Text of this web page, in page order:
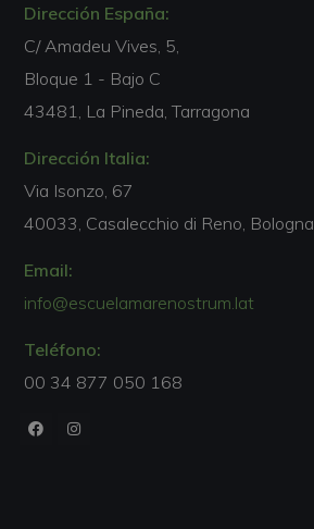
Dirección España:
C/ Amadeu Vives, 5,
Bloque 1 - Bajo C
43481, La Pineda, Tarragona
Dirección Italia:
Via Isonzo, 67
40033, Casalecchio di Reno, Bologna
Email:
info@escuelamarenostrum.lat
Teléfono:
00 34 877 050 168